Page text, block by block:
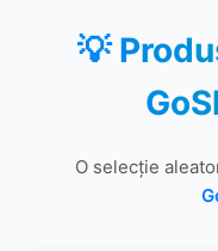
💡
O selecție